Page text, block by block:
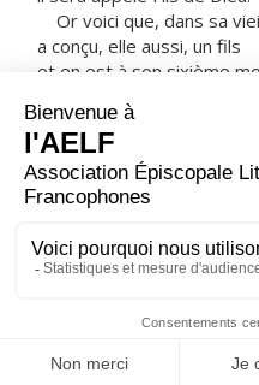
Or voici que, dans sa
a conçu, elle aussi, un fils
et en est à son sixième
Car rien n’est impossible
Marie dit alors :
« Voici la servante du
que tout m’advienne selon
Alors l’ange la quitta.
– Acclamons la Parole de